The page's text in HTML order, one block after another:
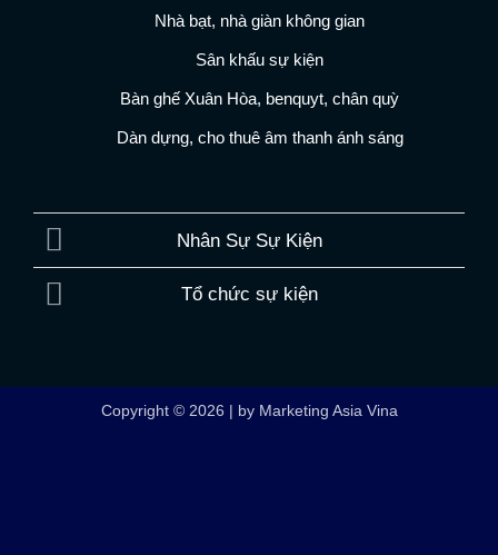
Nhà bạt, nhà giàn không gian
Sân khấu sự kiện
Bàn ghế Xuân Hòa, benquyt, chân quỳ
Dàn dựng, cho thuê âm thanh ánh sáng
Nhân Sự Sự Kiện
Tổ chức sự kiện
Copyright © 2026 | by Marketing Asia Vina